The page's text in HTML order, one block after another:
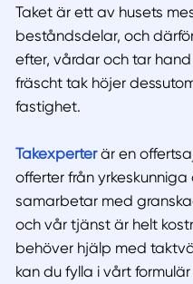
Taket är ett av husets
beståndsdelar, och
efter, vårdar och tar
fräscht tak höjer
fastighet.
Takexperterär en
offerter från
samarbetar med
och vår tjänst är helt
behöver hjälp med
kan du fylla i vårt